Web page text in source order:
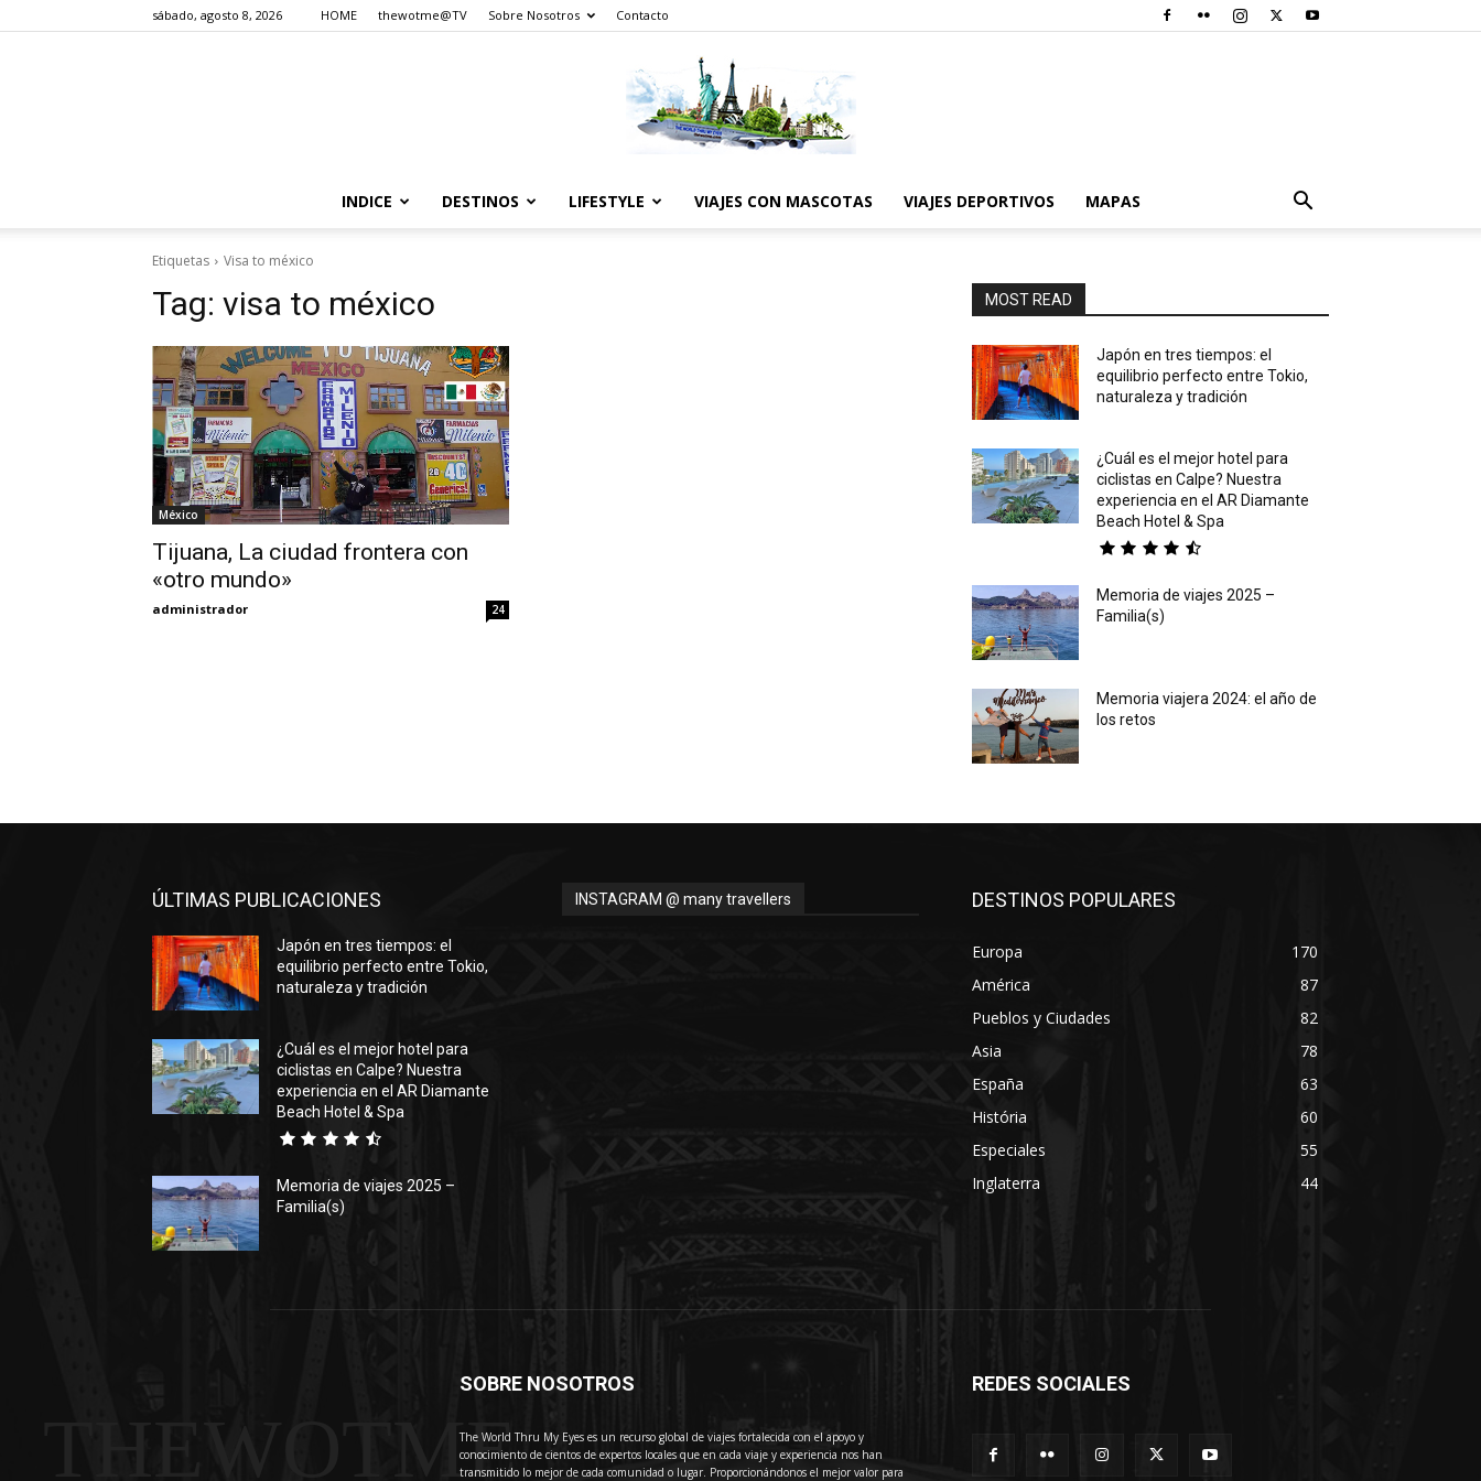
sábado, agosto 8, 2026 HOME thewotme@TV Sobre Nosotros Contacto
INDICE DESTINOS LIFESTYLE VIAJES CON MASCOTAS VIAJES DEPORTIVOS MAPAS
Etiquetas Visa to méxico
Tag: visa to méxico
México
Tijuana, La ciudad frontera con
«otro mundo»
administrador 24
MOST READ
Japón en tres tiempos: el
equilibrio perfecto entre Tokio,
naturaleza y tradición
¿Cuál es el mejor hotel para
ciclistas en Calpe? Nuestra
experiencia en el AR Diamante
Beach Hotel & Spa
Memoria de viajes 2025 –
Familia(s)
Memoria viajera 2024: el año de
los retos
ÚLTIMAS PUBLICACIONES
Japón en tres tiempos: el
equilibrio perfecto entre Tokio,
naturaleza y tradición
¿Cuál es el mejor hotel para
ciclistas en Calpe? Nuestra
experiencia en el AR Diamante
Beach Hotel & Spa
Memoria de viajes 2025 –
Familia(s)
INSTAGRAM @ many travellers DESTINOS POPULARES
Europa
170
América
87
Pueblos y Ciudades
82
Asia
78
España
63
História
60
Especiales
55
Inglaterra
44
THEWOTME
SOBRE NOSOTROS
The World Thru My Eyes es un recurso global de viajes fortalecida con el apoyo y
conocimiento de cientos de expertos locales que en cada viaje y experiencia nos han
transmitido lo mejor de cada comunidad o lugar. Proporcionándonos el mejor valor para
REDES SOCIALES